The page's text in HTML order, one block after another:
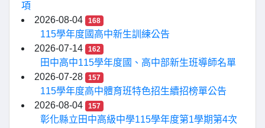
項
2026-08-04
168
115學年度國高中新生訓練公告
2026-07-14
162
田中高中115學年度國、高中部新生班導師名單
2026-07-28
157
115學年度高中體育班特色招生續招榜單公告
2026-08-04
157
彰化縣立田中高級中學115學年度第1學期第4次